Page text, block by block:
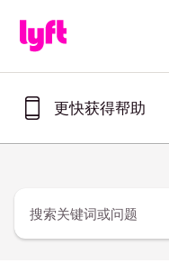
更快获得帮助
搜索关键词或问题